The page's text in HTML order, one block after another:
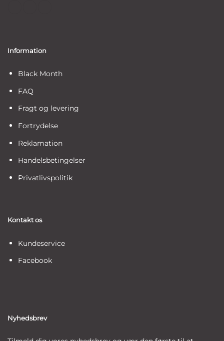
Information
Black Month
FAQ
Fragt og levering
Fortrydelse
Reklamation
Handelsbetingelser
Privatlivspolitik
Kontakt os
Kundeservice
Facebook
Nyhedsbrev